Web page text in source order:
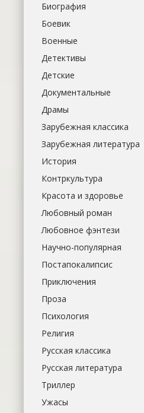
Биография
Боевик
Военные
Детективы
Детские
Документальные
Драмы
Зарубежная классика
Зарубежная литература
История
Контркультура
Красота и здоровье
Любовный роман
Любовное фэнтези
Научно-популярная
Постапокалипсис
Приключения
Проза
Психология
Религия
Русская классика
Русская литература
Триллер
Ужасы